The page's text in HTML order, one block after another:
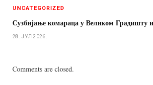
UNCATEGORIZED
Сузбијање комараца у Великом Градишту
28. ЈУЛ 2026.
Comments are closed.